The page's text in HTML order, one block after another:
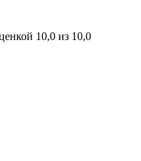
10,0 из 10,0